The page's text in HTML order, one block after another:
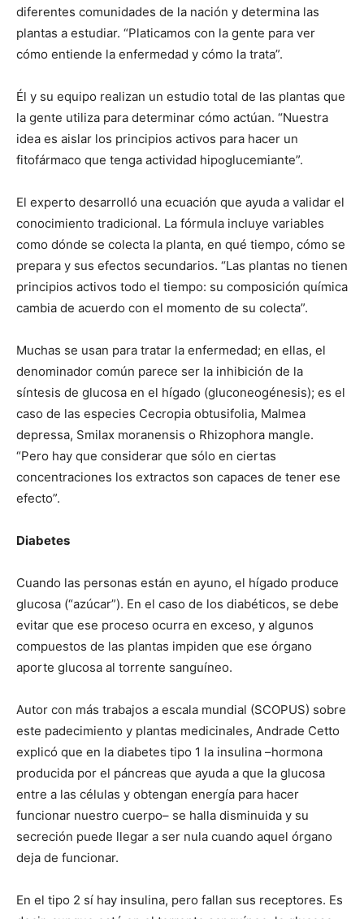
diferentes comunidades de la nación y determina las
plantas a estudiar. “Platicamos con la gente para ver
cómo entiende la enfermedad y cómo la trata”.
Él y su equipo realizan un estudio total de las plantas que
la gente utiliza para determinar cómo actúan. “Nuestra
idea es aislar los principios activos para hacer un
fitofármaco que tenga actividad hipoglucemiante”.
El experto desarrolló una ecuación que ayuda a validar el
conocimiento tradicional. La fórmula incluye variables
como dónde se colecta la planta, en qué tiempo, cómo se
prepara y sus efectos secundarios. “Las plantas no tienen
principios activos todo el tiempo: su composición química
cambia de acuerdo con el momento de su colecta”.
Muchas se usan para tratar la enfermedad; en ellas, el
denominador común parece ser la inhibición de la
síntesis de glucosa en el hígado (gluconeogénesis); es el
caso de las especies Cecropia obtusifolia, Malmea
depressa, Smilax moranensis o Rhizophora mangle.
“Pero hay que considerar que sólo en ciertas
concentraciones los extractos son capaces de tener ese
efecto”.
Diabetes
Cuando las personas están en ayuno, el hígado produce
glucosa (“azúcar”). En el caso de los diabéticos, se debe
evitar que ese proceso ocurra en exceso, y algunos
compuestos de las plantas impiden que ese órgano
aporte glucosa al torrente sanguíneo.
Autor con más trabajos a escala mundial (SCOPUS) sobre
este padecimiento y plantas medicinales, Andrade Cetto
explicó que en la diabetes tipo 1 la insulina –hormona
producida por el páncreas que ayuda a que la glucosa
entre a las células y obtengan energía para hacer
funcionar nuestro cuerpo– se halla disminuida y su
secreción puede llegar a ser nula cuando aquel órgano
deja de funcionar.
En el tipo 2 sí hay insulina, pero fallan sus receptores. Es